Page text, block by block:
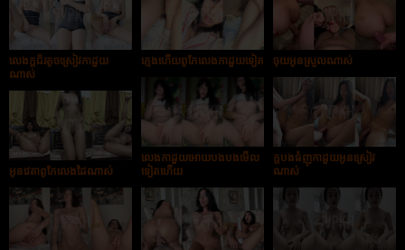
លេងក្ដជ័រតូចស្រៀវកាដួយ
ណាស់
ក្មេងហើយពូកែលេងកាដួយទៀត ចុយអូនស្រួលណាស់
អូនវេតាពូកែលេងដៃណាស់
លេងកាដួយអោយបងបងមើល
ទៀតហើយ
ក្ដបងធំញុកាដួយអូនស្រៀវ
ណាស់